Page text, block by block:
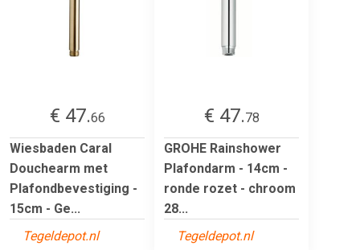
€ 47.66
Wiesbaden Caral
Douchearm met
Plafondbevestiging -
15cm - Ge...
Tegeldepot.nl
€ 47.78
GROHE Rainshower
Plafondarm - 14cm -
ronde rozet - chroom
28...
Tegeldepot.nl